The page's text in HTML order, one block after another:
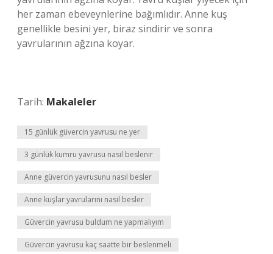
her zaman ebeveynlerine bağımlıdır. Anne kuş
genellikle besini yer, biraz sindirir ve sonra
yavrularının ağzına koyar.
Tarih: Makaleler
15 günlük güvercin yavrusu ne yer
3 günlük kumru yavrusu nasıl beslenir
Anne güvercin yavrusunu nasıl besler
Anne kuşlar yavrularını nasıl besler
Güvercin yavrusu buldum ne yapmalıyım
Güvercin yavrusu kaç saatte bir beslenmeli